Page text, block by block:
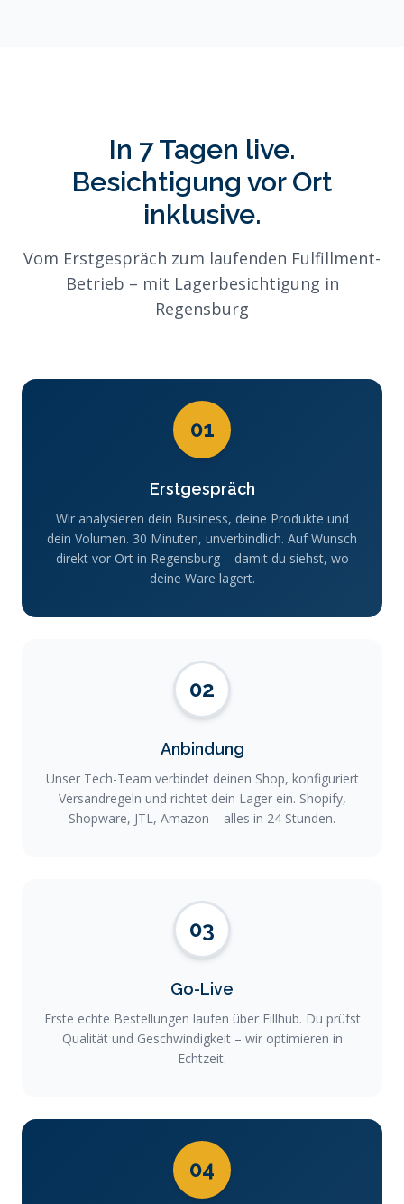
In 7 Tagen live.
Besichtigung vor Ort
inklusive.
Vom Erstgespräch zum laufenden Fulfillment-
Betrieb – mit Lagerbesichtigung in
Regensburg
01
Erstgespräch
Wir analysieren dein Business, deine Produkte und
dein Volumen. 30 Minuten, unverbindlich. Auf Wunsch
direkt vor Ort in Regensburg – damit du siehst, wo
deine Ware lagert.
02
Anbindung
Unser Tech-Team verbindet deinen Shop, konfiguriert
Versandregeln und richtet dein Lager ein. Shopify,
Shopware, JTL, Amazon – alles in 24 Stunden.
03
Go-Live
Erste echte Bestellungen laufen über Fillhub. Du prüfst
Qualität und Geschwindigkeit – wir optimieren in
Echtzeit.
04